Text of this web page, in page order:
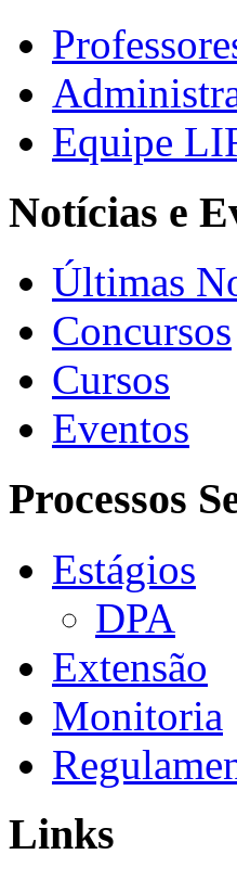
Equipe
Notícias e
Últimas
Concursos
Cursos
Eventos
Processos
Estágios
DPA
Extensão
Monitoria
Links